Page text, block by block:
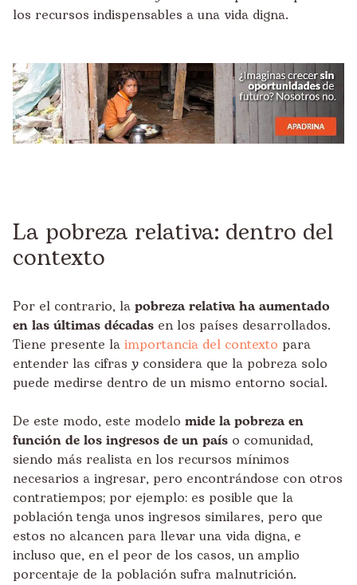
los recursos indispensables a una vida digna.
La pobreza relativa: dentro del
contexto
Por el contrario, la pobreza relativa ha aumentado
en las últimas décadas en los países desarrollados.
Tiene presente la importancia del contexto para
entender las cifras y considera que la pobreza solo
puede medirse dentro de un mismo entorno social.
De este modo, este modelo mide la pobreza en
función de los ingresos de un país o comunidad,
siendo más realista en los recursos mínimos
necesarios a ingresar, pero encontrándose con otros
contratiempos; por ejemplo: es posible que la
población tenga unos ingresos similares, pero que
estos no alcancen para llevar una vida digna, e
incluso que, en el peor de los casos, un amplio
porcentaje de la población sufra malnutrición.